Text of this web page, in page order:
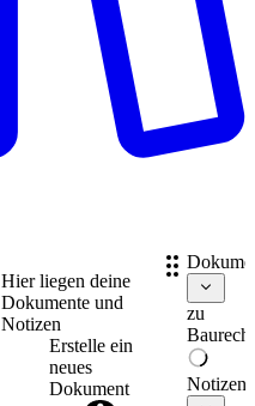
Hier liegen deine
Dokumente und
Notizen
Erstelle ein
neues
Dokument
zu
Baurecht
Notizen